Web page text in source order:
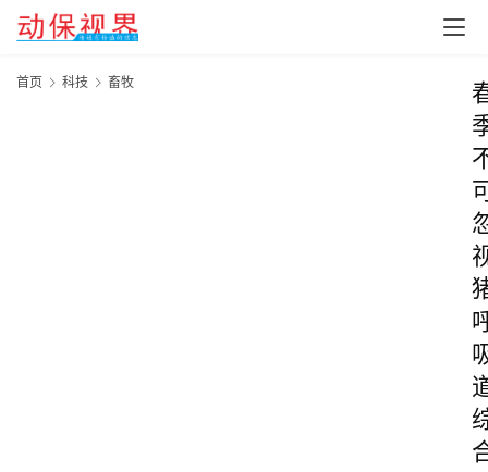
首页 科技 畜牧